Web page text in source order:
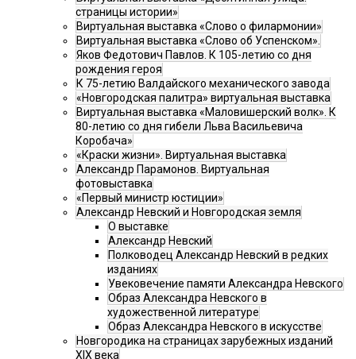
страницы истории»
Виртуальная выставка «Слово о филармонии»
Виртуальная выставка «Слово об Успенском».
Яков Федотович Павлов. К 105-летию со дня
рождения героя
К 75-летию Валдайского механического завода
«Новгородская палитра» виртуальная выставка
Виртуальная выставка «Маловишерский волк». К
80-летию со дня гибели Льва Васильевича
Коробача»
«Краски жизни». Виртуальная выставка
Александр Парамонов. Виртуальная
фотовыставка
«Первый министр юстиции»
Александр Невский и Новгородская земля
О выставке
Александр Невский
Полководец Александр Невский в редких
изданиях
Увековечение памяти Александра Невского
Образ Александра Невского в
художественной литературе
Образ Александра Невского в искусстве
Новгородика на страницах зарубежных изданий
XIX века